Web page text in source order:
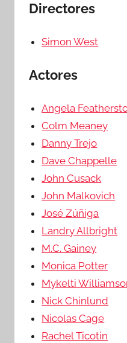
Directores
Simon West
Actores
Angela
Colm Meaney
Danny Trejo
Dave Chappelle
John Cusack
John Malkovich
José Zúñiga
Landry Allbright
M.C. Gainey
Monica Potter
Mykelti
Nick Chinlund
Nicolas Cage
Rachel Ticotin